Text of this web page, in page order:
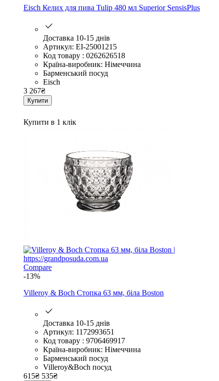
Eisch Келих для пива Tulip 480 мл Superior SensisPlus
Доставка 10-15 днів
Артикул: EI-25001215
Код товару : 0262626518
Країна-виробник: Німеччина
Барменський посуд
Eisch
3 267₴
Купити
Купити в 1 клік
Compare
-13%
Villeroy & Boch Стопка 63 мм, біла Boston
Доставка 10-15 днів
Артикул: 1172993651
Код товару : 9706469917
Країна-виробник: Німеччина
Барменський посуд
Villeroy&Boch посуд
615₴ 535₴